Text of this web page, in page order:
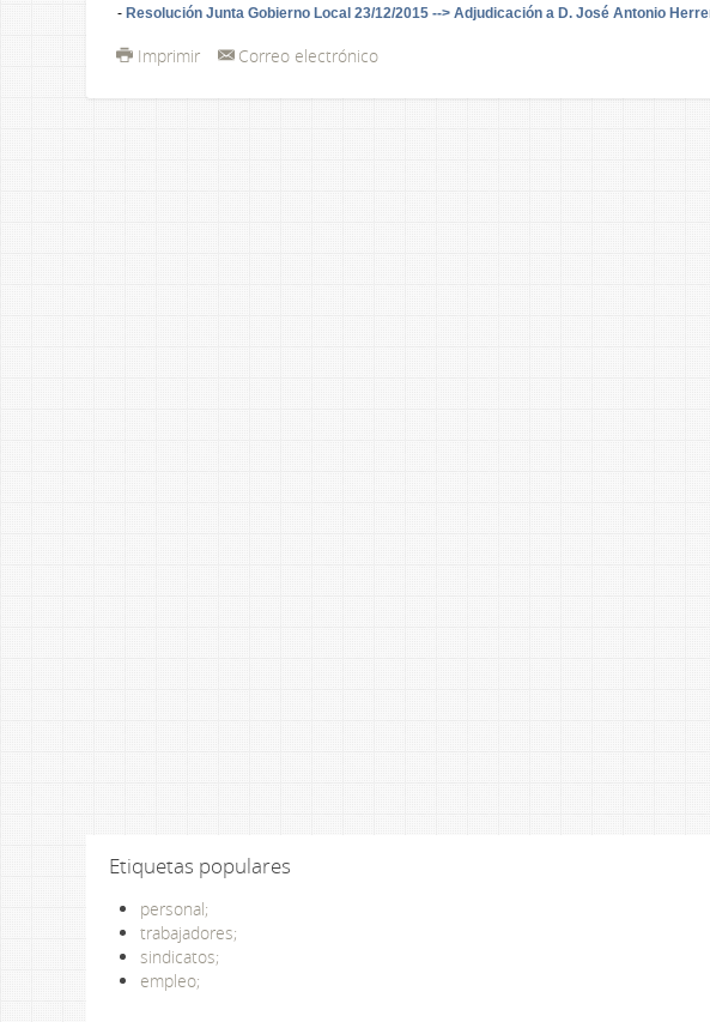
- Resolución Junta Gobierno Local 23/12/2015 --> Adjudicación a D. José Antonio
Imprimir Correo electrónico
Etiquetas populares
personal;
trabajadores;
sindicatos;
empleo;